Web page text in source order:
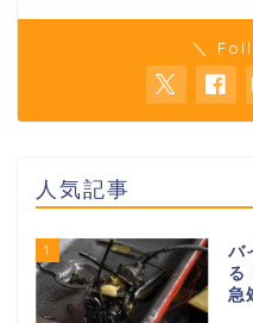
＼
人気記事
1
バ
る
急